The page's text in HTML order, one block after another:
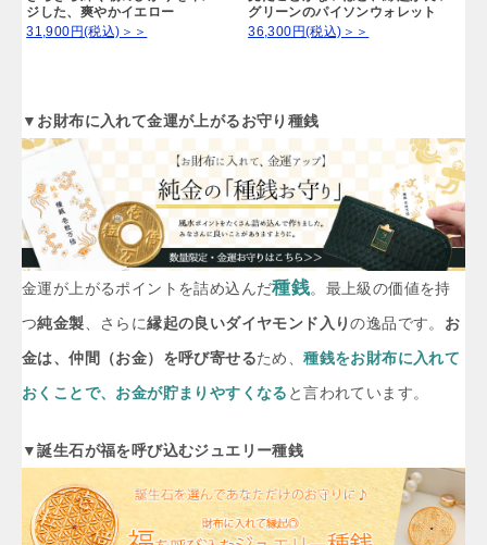
ジした、爽やかイエロー
31,900円(税込)＞＞
グリーンのパイソンウォレット
36,300円(税込)＞＞
▼お財布に入れて金運が上がるお守り種銭
金運が上がるポイントを詰め込んだ種銭。最上級の価値を持
つ純金製 、さらに縁起の良いダイヤモンド入りの逸品です。 お
金は、仲間（お金）を呼び寄せるため、種銭をお財布に入れて
おくことで、お金が貯まりやすくなる と言われています。
▼誕生石が福を呼び込むジュエリー種銭